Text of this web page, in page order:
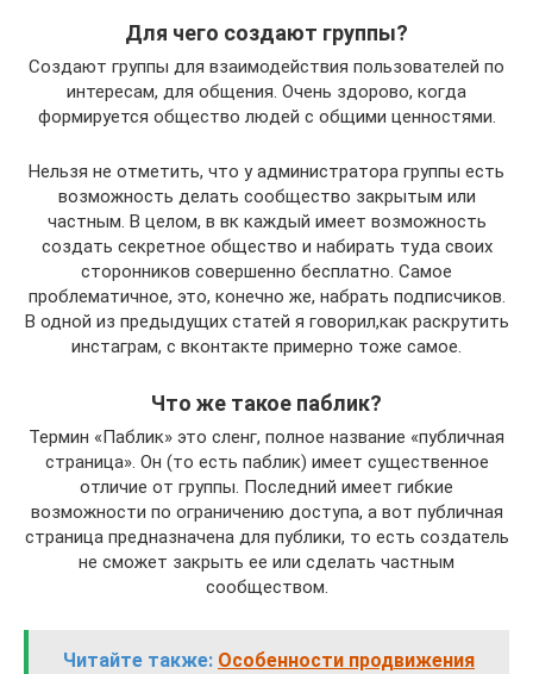
Для чего создают группы?
Создают группы для взаимодействия пользователей по
интересам, для общения. Очень здорово, когда
формируется общество людей с общими ценностями.
Нельзя не отметить, что у администратора группы есть
возможность делать сообщество закрытым или
частным. В целом, в вк каждый имеет возможность
создать секретное общество и набирать туда своих
сторонников совершенно бесплатно. Самое
проблематичное, это, конечно же, набрать подписчиков.
В одной из предыдущих статей я говорил,как раскрутить
инстаграм, с вконтакте примерно тоже самое.
Что же такое паблик?
Термин «Паблик» это сленг, полное название «публичная
страница». Он (то есть паблик) имеет существенное
отличие от группы. Последний имеет гибкие
возможности по ограничению доступа, а вот публичная
страница предназначена для публики, то есть создатель
не сможет закрыть ее или сделать частным
сообществом.
Читайте также: Особенности продвижения